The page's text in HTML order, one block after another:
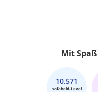
Mit Spaß
10.571
sofaheld-Level